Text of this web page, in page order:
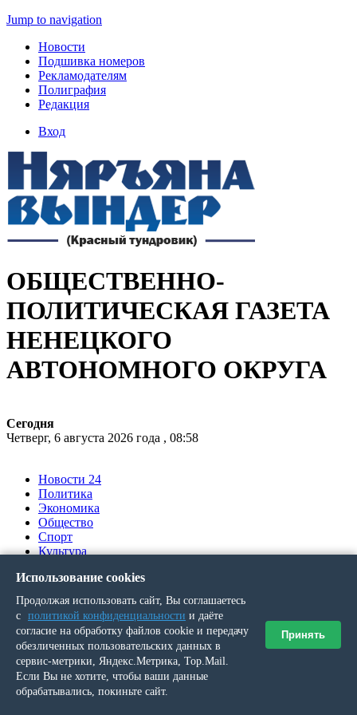
Jump to navigation
Новости
Подшивка номеров
Рекламодателям
Полиграфия
Редакция
Вход
ОБЩЕСТВЕННО-
ПОЛИТИЧЕСКАЯ ГАЗЕТА
НЕНЕЦКОГО
АВТОНОМНОГО ОКРУГА
Сегодня
Четверг, 6 августа 2026 года , 08:58
Новости 24
Политика
Экономика
Общество
Спорт
Культура
Ялумд’’
Вы здесь
Главная » Выпуск № 51 (19963) от 16 мая 2013 г. »
Одежда предков – послание веков
Одежда предков – послание
Использование cookies
Продолжая использовать сайт, Вы соглашаетесь
с политикой конфиденциальности и даёте
согласие на обработку файлов cookie и передачу
обезличенных пользовательских данных в
сервис-метрики, Яндекс.Метрика, Top.Mail.
Если Вы не хотите, чтобы ваши данные
обрабатывались, покиньте сайт.
Принять